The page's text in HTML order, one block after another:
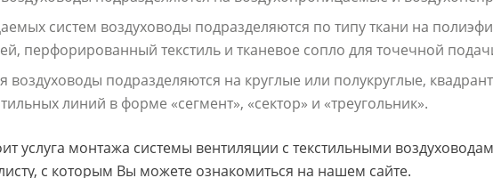
систем воздуховоды подразделяются по типу ткани на
перфорированный текстиль и тканевое сопло для точечной
воздуховоды подразделяются на круглые или полукруглые,
линий в форме «сегмент», «сектор» и «треугольник».
услуга монтажа системы вентиляции с текстильными
с которым Вы можете ознакомиться на нашем сайте.